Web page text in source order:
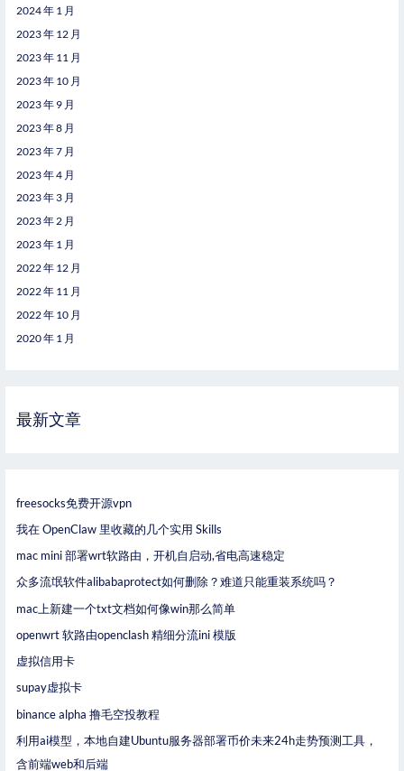
2024 年 1 月
2023 年 12 月
2023 年 11 月
2023 年 10 月
2023 年 9 月
2023 年 8 月
2023 年 7 月
2023 年 4 月
2023 年 3 月
2023 年 2 月
2023 年 1 月
2022 年 12 月
2022 年 11 月
2022 年 10 月
2020 年 1 月
最新文章
freesocks免费开源vpn
我在 OpenClaw 里收藏的几个实用 Skills
mac mini 部署wrt软路由，开机自启动,省电高速稳定
众多流氓软件alibabaprotect如何删除？难道只能重装系统吗？
mac上新建一个txt文档如何像win那么简单
openwrt 软路由openclash 精细分流ini 模版
虚拟信用卡
supay虚拟卡
binance alpha 撸毛空投教程
利用ai模型，本地自建Ubuntu服务器部署币价未来24h走势预测工具，
含前端web和后端